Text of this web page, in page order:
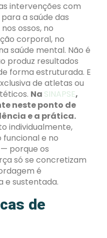
intervenções com
a saúde das
ossos, no
corporal, no
saúde mental. Não é
produz resultados
forma estruturada. E
de atletas ou
Na SINAPSE,
neste ponto de
e a prática.
individualmente,
e no
porque os
só se concretizam
é
e sustentada.
de